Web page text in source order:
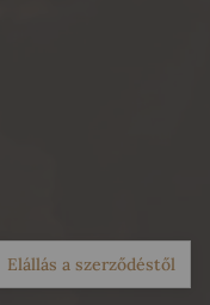
Elállás a szerződéstől